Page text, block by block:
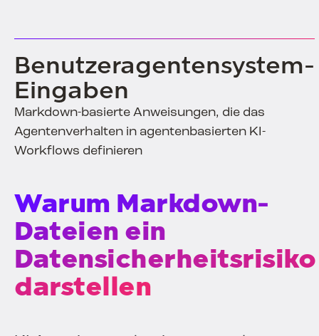
Benutzeragentensystem-
Eingaben
Markdown-basierte Anweisungen, die das
Agentenverhalten in agentenbasierten KI-
Workflows definieren
Warum Markdown-
Dateien ein
Datensicherheitsrisiko
darstellen